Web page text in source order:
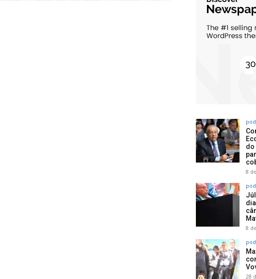
do
8
8
28